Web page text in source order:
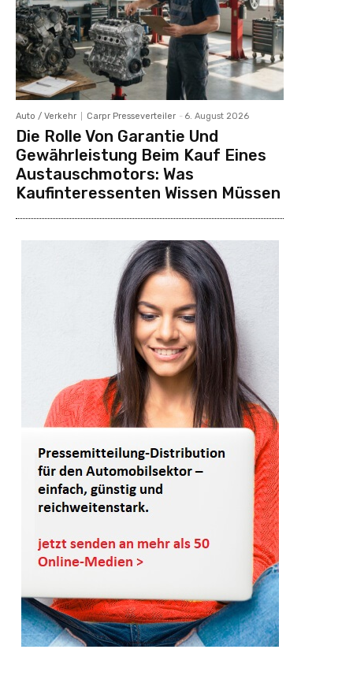
Auto / Verkehr Carpr Presseverteiler - 6. August 2026
Die Rolle Von Garantie Und
Gewährleistung Beim Kauf Eines
Austauschmotors: Was
Kaufinteressenten Wissen Müssen